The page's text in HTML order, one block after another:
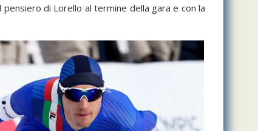
pensiero di Lorello al termine della gara e con la